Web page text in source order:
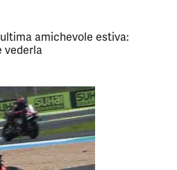
amichevole estiva:
vederla